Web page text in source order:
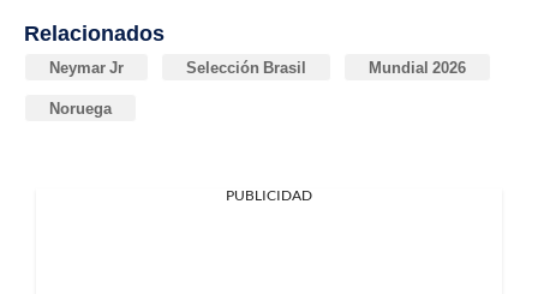
Relacionados
Neymar Jr Selección Brasil Mundial 2026
Noruega
PUBLICIDAD